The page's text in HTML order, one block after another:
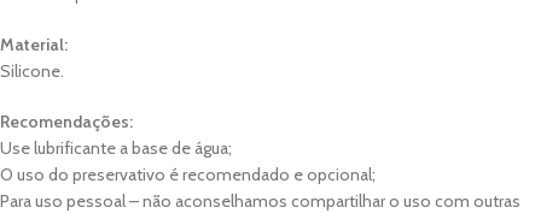
Material:
Silicone.
Recomendações:
Use lubrificante a base de água;
O uso do preservativo é recomendado e opcional;
Para uso pessoal – não aconselhamos compartilhar o uso com outras